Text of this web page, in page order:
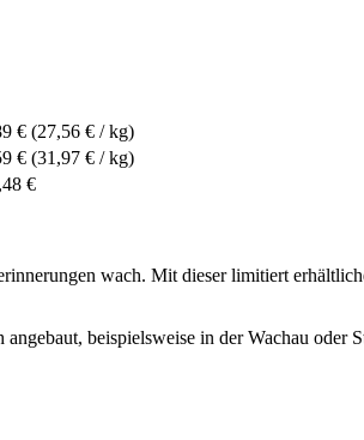
€ (27,56 € / kg)
€ (31,97 € / kg)
€
wach. Mit dieser limitiert
beispielsweise in der Wachau